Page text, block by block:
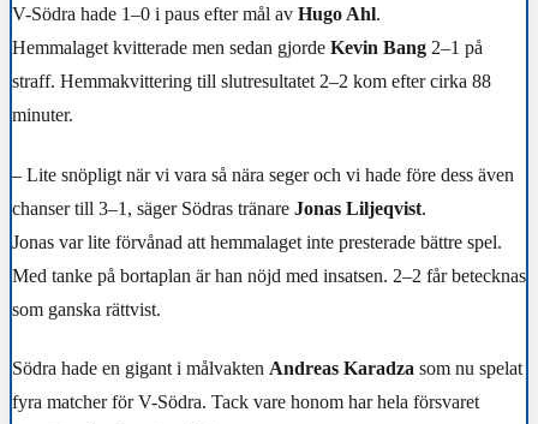
V-Södra hade 1–0 i paus efter mål av Hugo Ahl.
Hemmalaget kvitterade men sedan gjorde Kevin Bang 2–1 på
straff. Hemmakvittering till slutresultatet 2–2 kom efter cirka 88
minuter.
– Lite snöpligt när vi vara så nära seger och vi hade före dess även
chanser till 3–1, säger Södras tränare Jonas Liljeqvist.
Jonas var lite förvånad att hemmalaget inte presterade bättre spel.
Med tanke på bortaplan är han nöjd med insatsen. 2–2 får betecknas
som ganska rättvist.
Södra hade en gigant i målvakten Andreas Karadza som nu spelat
fyra matcher för V-Södra. Tack vare honom har hela försvaret